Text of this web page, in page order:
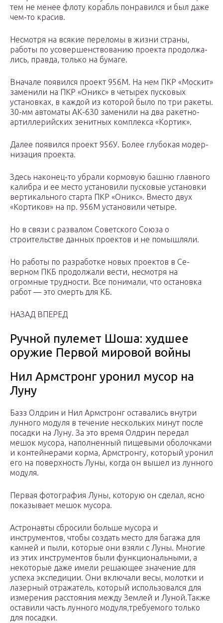
тем не менее флоту корабль понравился и был даже
чем-то красив.
Несмотря на всякие переломы в жизни страны,
работы по усовершенствованию проекта продолжа­
лись, правда, только на бумаге.
Вначале появился проект 956М. На нем ПКР «Мос­кит»
заменили на ПКР «Оникс» в четырех пусковых
установках, в каждой из которой было по три ракеты.
30-мм автоматы АК-630 заменили на два ракетно-
артил­лерийских зенитных комплекса «Кортик».
Далее появился проект 956У. Более глубокая модер­
низация проекта.
Здесь наконец-то убрали кормовую башню главного
калибра и ее место установили пусковые установки
вертикального старта ПКР «Оникс». Вместо двух
«Кортиков» на пр. 956М установили четыре.
Но в связи с развалом Советского Союза о
строительстве данных проектов и не помышляли.
Но работы по разработке новых проектов в Се­
верном ПКБ продолжали вести, несмотря на
огромные трудности. Все понимали, что остановка
работ — это смерть для КБ.
НАЗАД ВПЕРЕД
Ручной пулемет Шоша: худшее
оружие Первой мировой войны
Нил Армстронг уронил мусор на
Луну
Базз Олдрин и Нил Армстронг оставались внутри
лунного модуля в течение нескольких минут после
посадки на Луну. За это время Олдрин передал
мешок мусора, наполненный пищевыми оболочками
и контейнерами корма, Армстронгу, который уронил
его на поверхность Луны, когда он вышел из лунного
модуля.
Первая фотография Луны, которую он сделал, ясно
показывает мешок мусора.
Астронавты сбросили больше мусора и
инструментов, чтобы создать место для багажа для
камней и пыли, которые они взяли с Луны. Многие
из этих инструментов были функциональными, а
некоторые даже имели решающее значение для
успеха экспедиции. Они включали весы, молотки и
лазерный отражатель, который использовался для
измерения расстояния между Землей и Луной.Также
оставили часть лунного модуля,требуемого только
для посадки.